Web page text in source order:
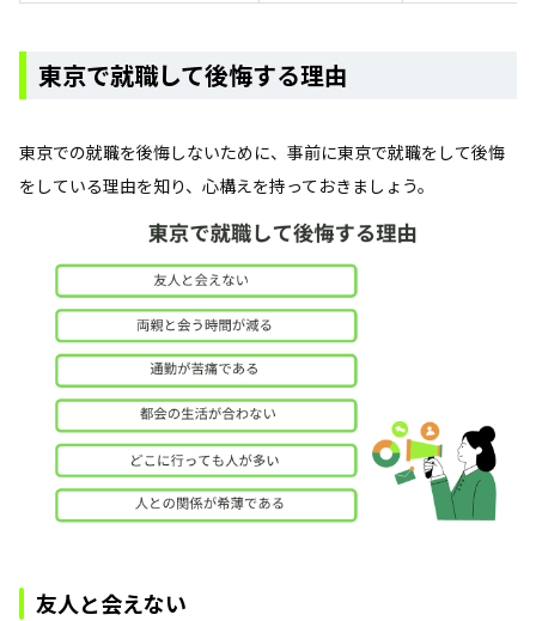
東京で就職して後悔する理由
東京での就職を後悔しないために、事前に東京で就職をして後悔
をしている理由を知り、心構えを持っておきましょう。
友人と会えない